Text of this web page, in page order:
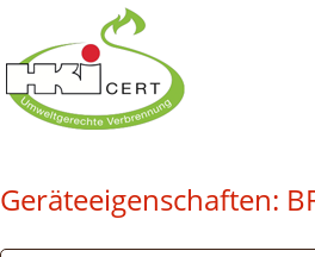
Geräteeigenschaften: